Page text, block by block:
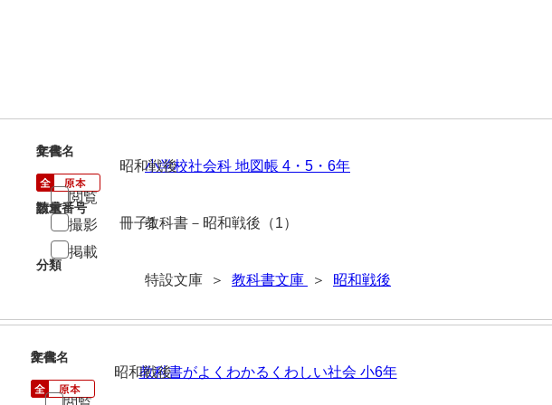
1
文書名
小学校社会科 地図帳 4・5・6年
請求番号
教科書－昭和戦後（1）
分類
特設文庫 ＞ 教科書文庫 ＞ 昭和戦後
年代
昭和戦後
数量
冊子1
閲覧
撮影
掲載
2
文書名
教科書がよくわかるくわしい社会 小6年
年代
昭和戦後